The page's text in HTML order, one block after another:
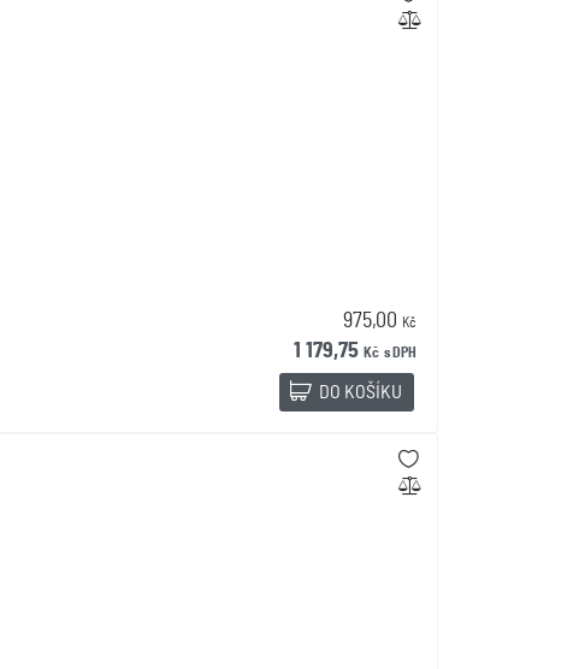
975,00 Kč
1 179,75 Kč s DPH
DO KOŠÍKU